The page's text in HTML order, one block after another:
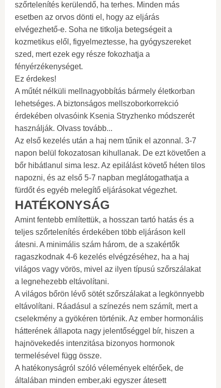
szőrtelenítés kerülendő, ha terhes. Minden más
esetben az orvos dönti el, hogy az eljárás
elvégezhető-e. Soha ne titkolja betegségeit a
kozmetikus elől, figyelmeztesse, ha gyógyszereket
szed, mert ezek egy része fokozhatja a
fényérzékenységet.
Ez érdekes!
A műtét nélküli mellnagyobbítás bármely életkorban
lehetséges. A biztonságos mellszoborkorrekció
érdekében olvasóink Ksenia Stryzhenko módszerét
használják. Olvass tovább...
Az első kezelés után a haj nem tűnik el azonnal. 3-7
napon belül fokozatosan kihullanak. De ezt követően a
bőr hibátlanul sima lesz. Az epilálást követő héten tilos
napozni, és az első 5-7 napban meglátogathatja a
fürdőt és egyéb melegítő eljárásokat végezhet.
HATÉKONYSÁG
Amint fentebb említettük, a hosszan tartó hatás és a
teljes szőrtelenítés érdekében több eljáráson kell
átesni. A minimális szám három, de a szakértők
ragaszkodnak 4-6 kezelés elvégzéséhez, ha a haj
világos vagy vörös, mivel az ilyen típusú szőrszálakat
a legnehezebb eltávolítani.
A világos bőrön lévő sötét szőrszálakat a legkönnyebb
eltávolítani. Ráadásul a színezés nem számít, mert a
cselekmény a gyökéren történik. Az ember hormonális
hátterének állapota nagy jelentőséggel bír, hiszen a
hajnövekedés intenzitása bizonyos hormonok
termelésével függ össze.
A hatékonyságról szóló vélemények eltérőek, de
általában minden ember,aki egyszer átesett